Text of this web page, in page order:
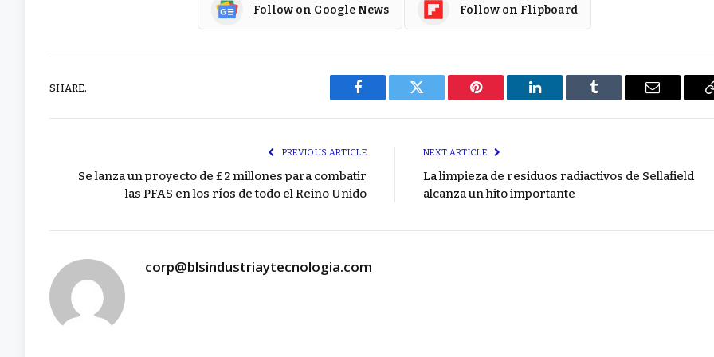
Follow on Google News Follow on Flipboard
SHARE.
Facebook Twitter Pinterest LinkedIn Tumblr Email
PREVIOUS ARTICLE
Se lanza un proyecto de £2 millones para combatir
las PFAS en los ríos de todo el Reino Unido
NEXT ARTICLE
La limpieza de residuos radiactivos de Sellafield
alcanza un hito importante
corp@blsindustriaytecnologia.com